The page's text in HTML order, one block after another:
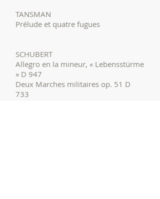
TANSMAN
Prélude et quatre fugues
SCHUBERT
Allegro en la mineur, « Lebensstürme
» D 947
Deux Marches militaires op. 51 D
733